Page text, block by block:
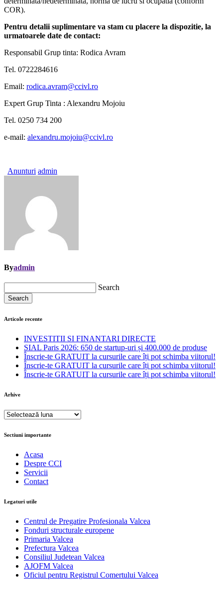
COR).
Pentru detalii suplimentare va stam cu placere la dispozitie, la
urmatoarele date de contact:
Responsabil Grup tinta: Rodica Avram
Tel. 0722284616
Email: rodica.avram@ccivl.ro
Expert Grup Tinta : Alexandru Mojoiu
Tel. 0250 734 200
e-mail: alexandru.mojoiu@ccivl.ro
Anunturi admin
Byadmin
Search
Search
Articole recente
INVESTITII SI FINANTARI DIRECTE
SIAL Paris 2026: 650 de startup-uri și 400.000 de produse
Înscrie-te GRATUIT la cursurile care îți pot schimba viitorul!
Înscrie-te GRATUIT la cursurile care îți pot schimba viitorul!
Înscrie-te GRATUIT la cursurile care îți pot schimba viitorul!
Arhive
Arhive
Sectiuni importante
Acasa
Despre CCI
Servicii
Contact
Legaturi utile
Centrul de Pregatire Profesionala Valcea
Fonduri structurale europene
Primaria Valcea
Prefectura Valcea
Consiliul Judetean Valcea
AJOFM Valcea
Oficiul pentru Registrul Comertului Valcea